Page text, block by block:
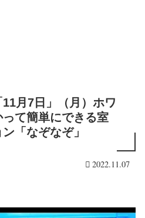
11月7日」（月）ホワ
て簡単にできる室
「なぞなぞ」
2022.11.07